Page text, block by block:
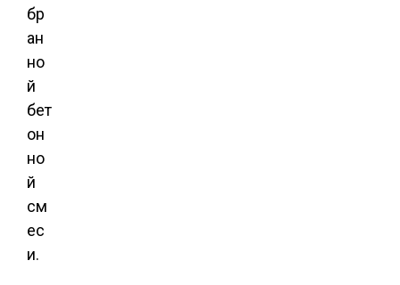
бр
ан
но
й
бет
он
но
й
см
ес
и.